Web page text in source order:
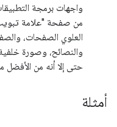
واجهات برمجة
من صفحة "علامة
العلوي الصفحات،
والنصائح، وصورة
حتى إلا أنه من
أمثلة